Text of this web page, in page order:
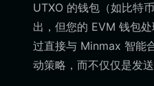
UTXO 的钱包（如比特
出，但您的 EVM 钱包
过直接与 Minmax 智能
动策略，而不仅仅是发